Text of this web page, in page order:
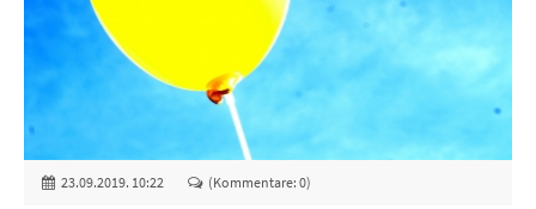
23.09.2019. 10:22 (Kommentare: 0)